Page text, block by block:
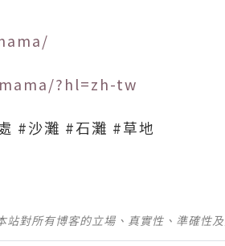
?hl=zh-tw
#沙灘 #石灘 #草地
對所有博客的立場、真實性、準確性